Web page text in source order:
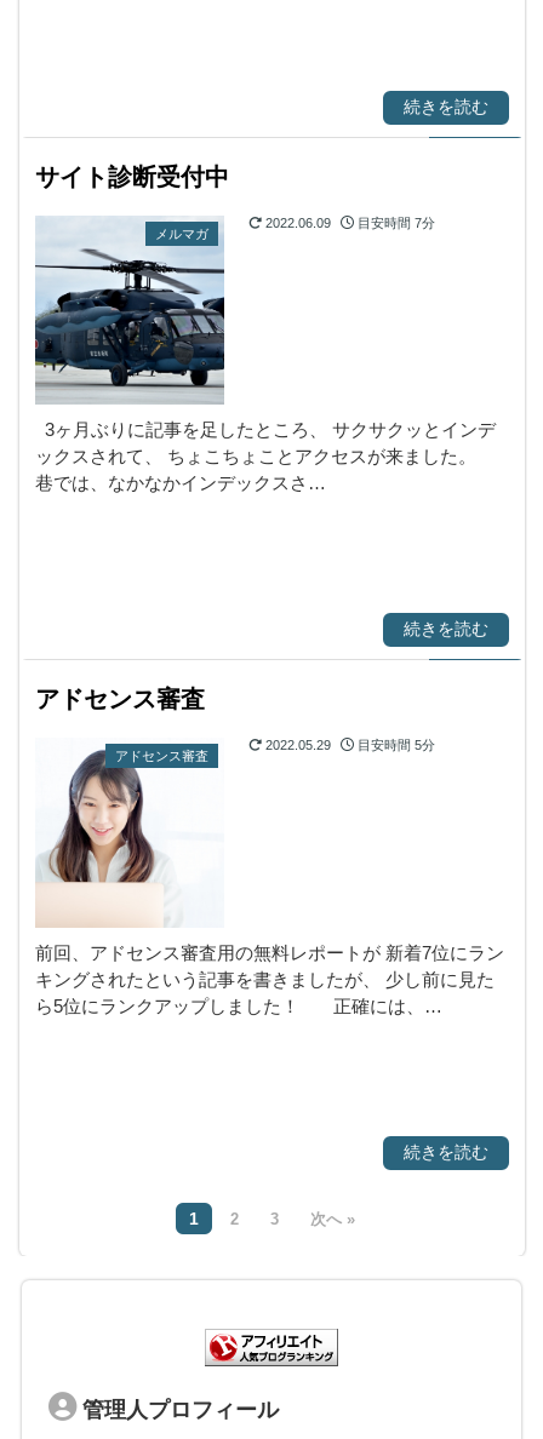
続きを読む
サイト診断受付中
メルマガ
2022.06.09 目安時間 7分
3ヶ月ぶりに記事を足したところ、 サクサクッとインデ
ックスされて、 ちょこちょことアクセスが来ました。
巷では、なかなかインデックスさ…
続きを読む
アドセンス審査
アドセンス審査
2022.05.29 目安時間 5分
前回、アドセンス審査用の無料レポートが 新着7位にラン
キングされたという記事を書きましたが、 少し前に見た
ら5位にランクアップしました！ 正確には、…
続きを読む
1 2 3 次へ »
管理人プロフィール